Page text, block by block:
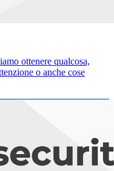
ottenere qualcosa,
o anche cose